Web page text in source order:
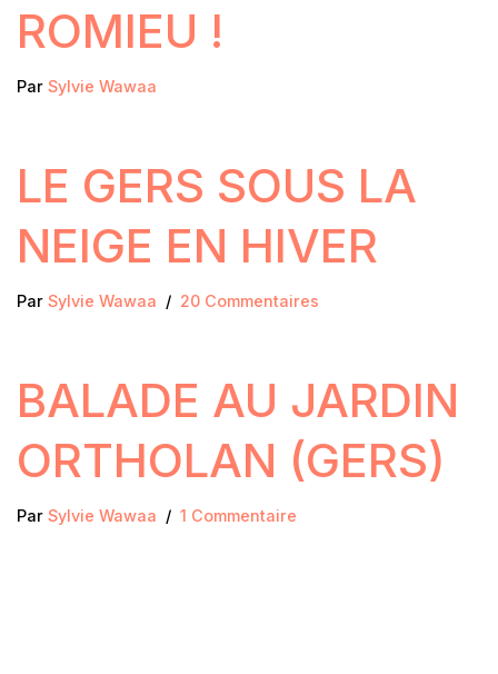
ROMIEU !
Par Sylvie Wawaa
LE GERS SOUS LA
NEIGE EN HIVER
Par Sylvie Wawaa 20 Commentaires
BALADE AU JARDIN
ORTHOLAN (GERS)
Par Sylvie Wawaa 1 Commentaire